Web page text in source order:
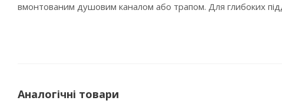
вмонтованим душовим каналом або трапом. Для глибоких
Аналогічні товари